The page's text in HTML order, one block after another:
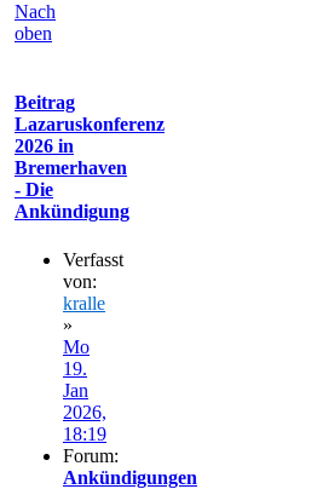
Nach
oben
Beitrag
Lazaruskonferenz
2026 in
Bremerhaven
- Die
Ankündigung
Verfasst
von:
kralle
»
Mo
19.
Jan
2026,
18:19
Forum:
Ankündigungen